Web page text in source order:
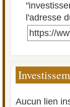
l'adresse
https://
Aucun lien